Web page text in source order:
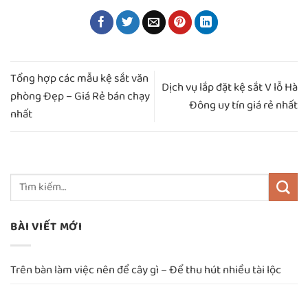
Tổng hợp các mẫu kệ sắt văn
phòng Đẹp – Giá Rẻ bán chạy
nhất
Dịch vụ lắp đặt kệ sắt V lỗ Hà
Đông uy tín giá rẻ nhất
BÀI VIẾT MỚI
Trên bàn làm việc nên để cây gì – Để thu hút nhiều tài lộc